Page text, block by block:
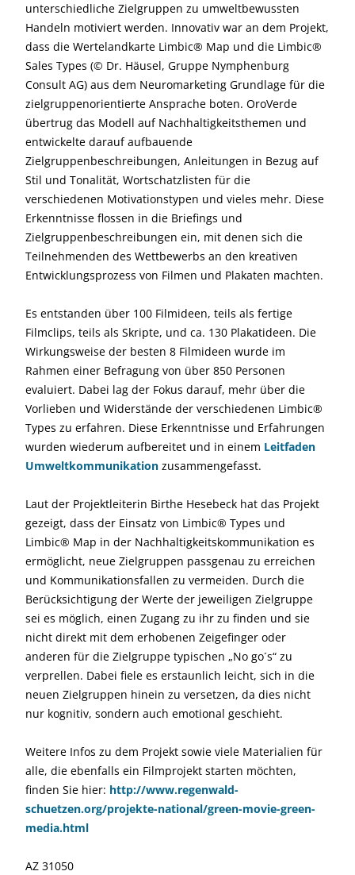
unterschiedliche Zielgruppen zu umweltbewussten
Handeln motiviert werden. Innovativ war an dem Projekt,
dass die Wertelandkarte Limbic® Map und die Limbic®
Sales Types (© Dr. Häusel, Gruppe Nymphenburg
Consult AG) aus dem Neuromarketing Grundlage für die
zielgruppenorientierte Ansprache boten. OroVerde
übertrug das Modell auf Nachhaltigkeitsthemen und
entwickelte darauf aufbauende
Zielgruppenbeschreibungen, Anleitungen in Bezug auf
Stil und Tonalität, Wortschatzlisten für die
verschiedenen Motivationstypen und vieles mehr. Diese
Erkenntnisse flossen in die Briefings und
Zielgruppenbeschreibungen ein, mit denen sich die
Teilnehmenden des Wettbewerbs an den kreativen
Entwicklungsprozess von Filmen und Plakaten machten.
Es entstanden über 100 Filmideen, teils als fertige
Filmclips, teils als Skripte, und ca. 130 Plakatideen. Die
Wirkungsweise der besten 8 Filmideen wurde im
Rahmen einer Befragung von über 850 Personen
evaluiert. Dabei lag der Fokus darauf, mehr über die
Vorlieben und Widerstände der verschiedenen Limbic®
Types zu erfahren. Diese Erkenntnisse und Erfahrungen
wurden wiederum aufbereitet und in einem Leitfaden
Umweltkommunikation zusammengefasst.
Laut der Projektleiterin Birthe Hesebeck hat das Projekt
gezeigt, dass der Einsatz von Limbic® Types und
Limbic® Map in der Nachhaltigkeitskommunikation es
ermöglicht, neue Zielgruppen passgenau zu erreichen
und Kommunikationsfallen zu vermeiden. Durch die
Berücksichtigung der Werte der jeweiligen Zielgruppe
sei es möglich, einen Zugang zu ihr zu finden und sie
nicht direkt mit dem erhobenen Zeigefinger oder
anderen für die Zielgruppe typischen „No go´s“ zu
verprellen. Dabei fiele es erstaunlich leicht, sich in die
neuen Zielgruppen hinein zu versetzen, da dies nicht
nur kognitiv, sondern auch emotional geschieht.
Weitere Infos zu dem Projekt sowie viele Materialien für
alle, die ebenfalls ein Filmprojekt starten möchten,
finden Sie hier: http://www.regenwald-
schuetzen.org/projekte-national/green-movie-green-
media.html
AZ 31050